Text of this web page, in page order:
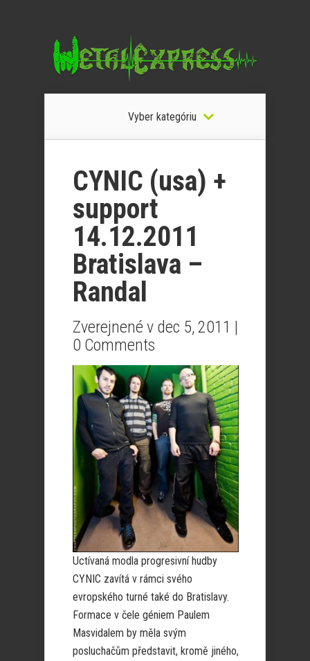
Vyber kategóriu
CYNIC (usa) +
support
14.12.2011
Bratislava –
Randal
Zverejnené v dec 5, 2011 |
0 Comments
Uctívaná modla progresivní hudby
CYNIC zavítá v rámci svého
evropského turné také do Bratislavy.
Formace v čele géniem Paulem
Masvidalem by měla svým
posluchačům představit, kromě jiného,